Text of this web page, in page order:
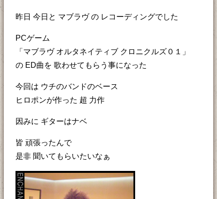
昨日 今日と マブラヴ の レコーディングでした
PCゲーム
「マブラヴ オルタネイティブ クロニクルズ０１」
の ED曲を 歌わせてもらう事になった
今回は ウチのバンドのベース
ヒロポンが作った 超 力作
因みに ギターはナベ
皆 頑張ったんで
是非 聞いてもらいたいなぁ